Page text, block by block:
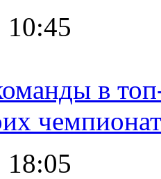
10:45
в
18:05